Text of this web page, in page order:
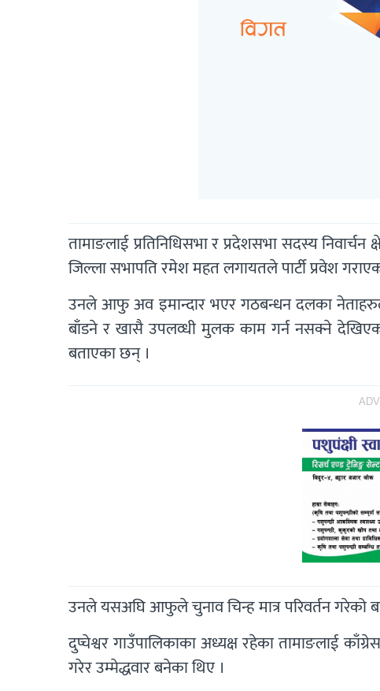
तामाङलाई प्रतिनिधिसभा र प्रदेशसभा सदस्य निवार्चन
जिल्ला सभापति रमेश महत लगायतले पार्टी प्रवेश
उनले आफु अव इमान्दार भएर गठबन्धन दलका
बाँडने र खासै उपलव्धी मुलक काम गर्न नसक्ने
बताएका छन् ।
उनले यसअघि आफुले चुनाव चिन्ह मात्र परिवर्तन गरेको
दुप्चेश्वर गाउँपालिकाका अध्यक्ष रहेका तामाङलाई
गरेर उम्मेद्धवार बनेका थिए ।